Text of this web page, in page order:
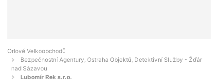
Orlové Velkoobchodů
Bezpečnostní Agentury, Ostraha Objektů, Detektivní Služby - Žďár
nad Sázavou
Lubomír Rek s.r.o.